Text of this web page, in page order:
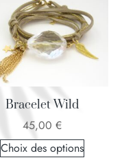
Bracelet Wild
45,00 €
Choix des options